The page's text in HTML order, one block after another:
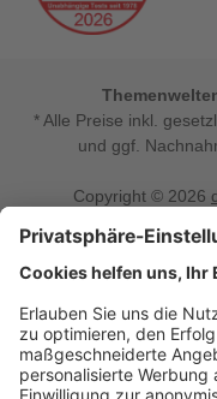
* Alle Preise inkl.
und ggf.
Copyright © 2026
Druckerzubehoer.de
Sie sind auf der Suche
oder Zubehör für
Smartphone? Dann
richtig! Unser breites